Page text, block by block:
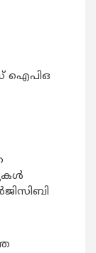
ഐപിഒ